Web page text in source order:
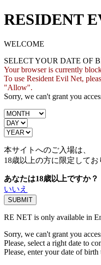
RESIDENT
WELCOME
SELECT YOUR DATE OF
Your browser is currently
To use Resident Evil Net,
"Allow".
Sorry, we can't grant you
本サイトへのご入場は、
18歳以上の方に限定してお
あなたは18歳以上ですか？
いいえ
RE NET is only available in
Sorry, we can't grant you
Please, select a right date to
Please, enter your date of